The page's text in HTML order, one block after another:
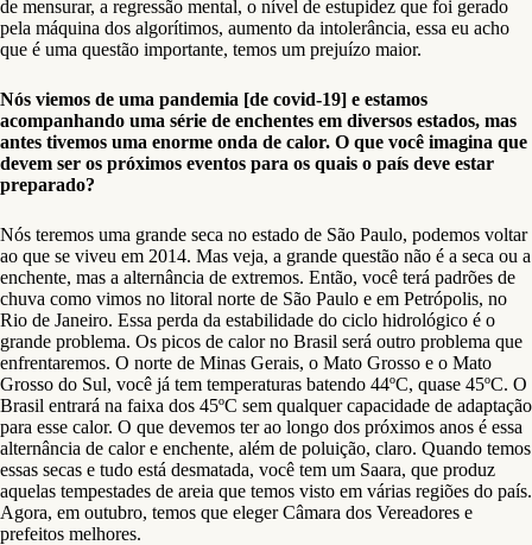
de mensurar, a regressão mental, o nível de estupidez que foi gerado
pela máquina dos algorítimos, aumento da intolerância, essa eu acho
que é uma questão importante, temos um prejuízo maior.
Nós viemos de uma pandemia [de covid-19] e estamos
acompanhando uma série de enchentes em diversos estados, mas
antes tivemos uma enorme onda de calor. O que você imagina que
devem ser os próximos eventos para os quais o país deve estar
preparado?
Nós teremos uma grande seca no estado de São Paulo, podemos voltar
ao que se viveu em 2014. Mas veja, a grande questão não é a seca ou a
enchente, mas a alternância de extremos. Então, você terá padrões de
chuva como vimos no litoral norte de São Paulo e em Petrópolis, no
Rio de Janeiro. Essa perda da estabilidade do ciclo hidrológico é o
grande problema. Os picos de calor no Brasil será outro problema que
enfrentaremos. O norte de Minas Gerais, o Mato Grosso e o Mato
Grosso do Sul, você já tem temperaturas batendo 44ºC, quase 45ºC. O
Brasil entrará na faixa dos 45ºC sem qualquer capacidade de adaptação
para esse calor. O que devemos ter ao longo dos próximos anos é essa
alternância de calor e enchente, além de poluição, claro. Quando temos
essas secas e tudo está desmatada, você tem um Saara, que produz
aquelas tempestades de areia que temos visto em várias regiões do país.
Agora, em outubro, temos que eleger Câmara dos Vereadores e
prefeitos melhores.